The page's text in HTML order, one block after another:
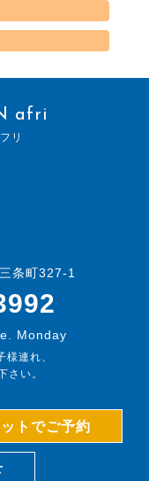
afri
リ
条町327-1
Monday
連れ、
さい。
トでご予約